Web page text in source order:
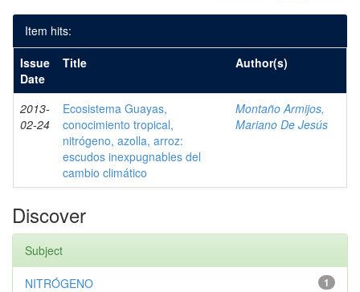
Item hits:
Issue
Date
Title Author(s)
2013-
02-24
Ecosistema Guayas,
conocimiento tropical,
nitrógeno, azolla, arroz:
escudos inexpugnables del
cambio climático
Montaño Armijos,
Mariano De Jesús
Discover
Subject
1
NITRÓGENO